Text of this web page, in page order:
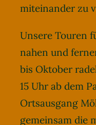
miteinander zu
Unsere Touren
nahen und
bis Oktober
15 Uhr ab dem
Ortsausgang
gemeinsam die